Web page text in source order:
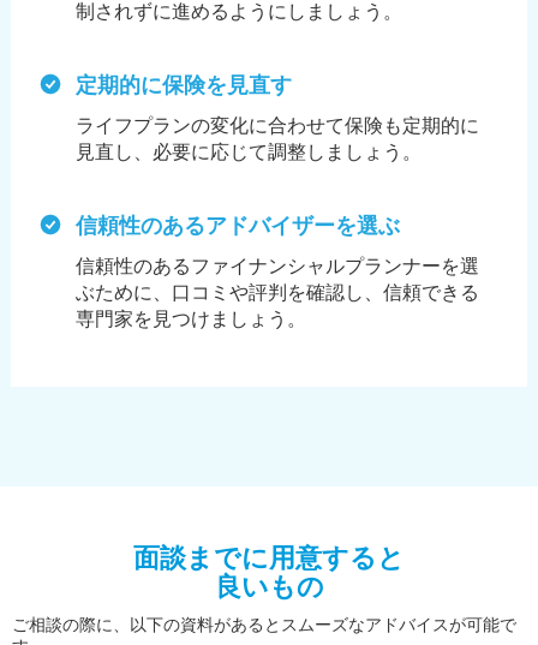
制されずに進めるようにしましょう。
定期的に保険を見直す
ライフプランの変化に合わせて保険も定期的に
見直し、必要に応じて調整しましょう。
信頼性のあるアドバイザーを選ぶ
信頼性のあるファイナンシャルプランナーを選
ぶために、 口コミや評判を確認し、信頼できる
専門家を見つけましょう。
面談までに用意すると
良いもの
ご相談の際に、以下の資料があるとスムーズなアドバイスが可能で